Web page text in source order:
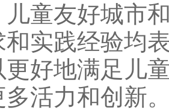
友好城市和
和实践经验均
更好地满足儿
多活力和创新